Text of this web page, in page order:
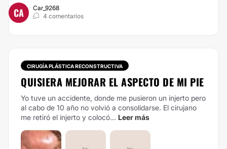
CA
Car_9268
4 comentarios
CIRUGÍA PLÁSTICA RECONSTRUCTIVA
QUISIERA MEJORAR EL ASPECTO DE MI PIE
Yo tuve un accidente, donde me pusieron un injerto pero
al cabo de 10 año no volvió a consolidarse. El cirujano
me retiró el injerto y colocó... Leer más